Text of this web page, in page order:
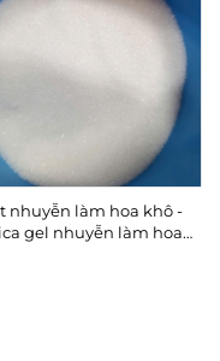
nhuyễn làm hoa khô -
gel nhuyễn làm hoa